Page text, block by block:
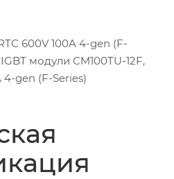
600V 100A 4-gen (F-
модули CM100TU-12F,
4-gen (F-Series)